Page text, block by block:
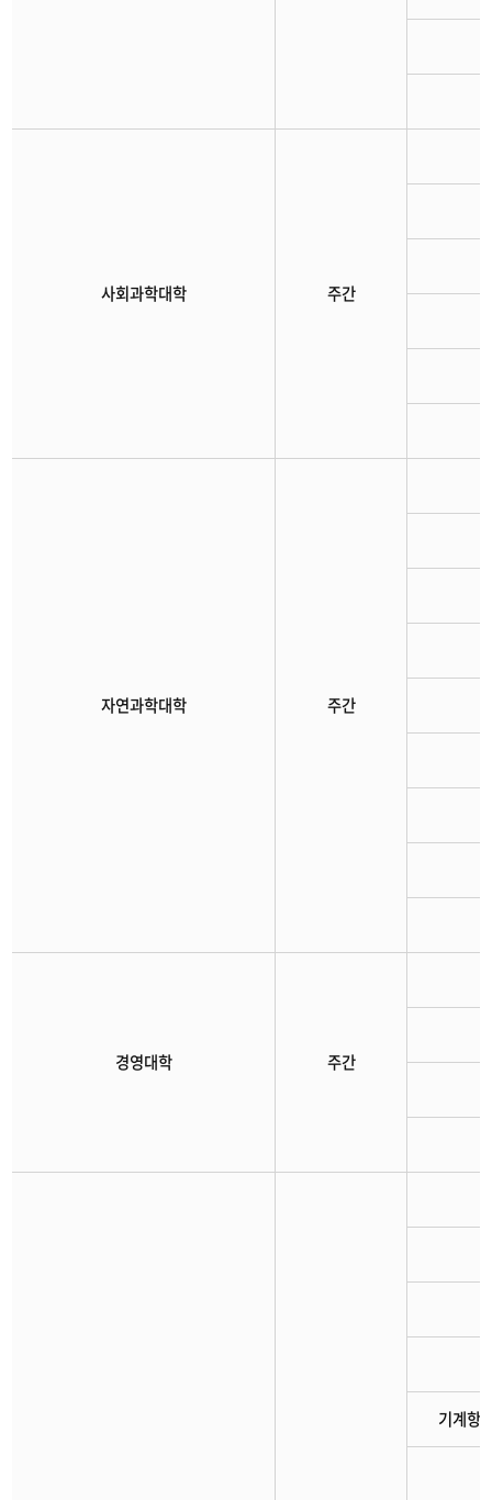
사회과학대학 주간
자연과학대학 주간
경영대학 주간
기계항